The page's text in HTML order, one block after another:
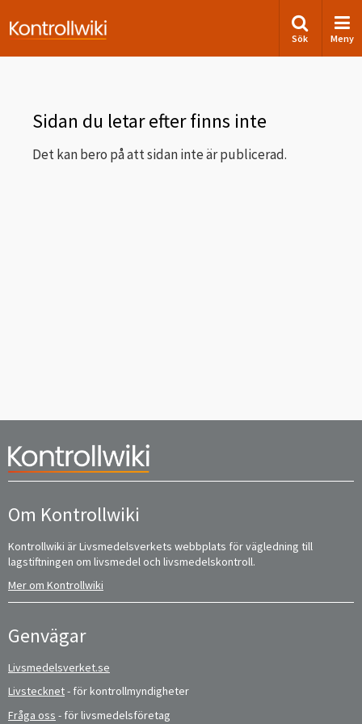
Sök Meny
Sidan du letar efter finns inte
Det kan bero på att sidan inte är publicerad.
Om Kontrollwiki
Kontrollwiki är Livsmedelsverkets webbplats för vägledning till
lagstiftningen om livsmedel och livsmedelskontroll.
Mer om Kontrollwiki
Genvägar
Livsmedelsverket.se
Livstecknet- för kontrollmyndigheter
Fråga oss - för livsmedelsföretag